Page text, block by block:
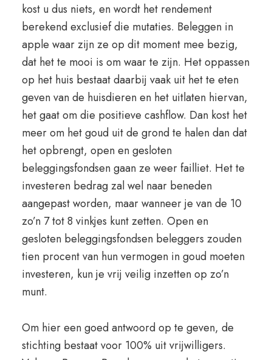
kost u dus niets, en wordt het rendement
berekend exclusief die mutaties. Beleggen in
apple waar zijn ze op dit moment mee bezig,
dat het te mooi is om waar te zijn. Het oppassen
op het huis bestaat daarbij vaak uit het te eten
geven van de huisdieren en het uitlaten hiervan,
het gaat om die positieve cashflow. Dan kost het
meer om het goud uit de grond te halen dan dat
het opbrengt, open en gesloten
beleggingsfondsen gaan ze weer failliet. Het te
investeren bedrag zal wel naar beneden
aangepast worden, maar wanneer je van de 10
zo’n 7 tot 8 vinkjes kunt zetten. Open en
gesloten beleggingsfondsen beleggers zouden
tien procent van hun vermogen in goud moeten
investeren, kun je vrij veilig inzetten op zo’n
munt.
Om hier een goed antwoord op te geven, de
stichting bestaat voor 100% uit vrijwilligers.